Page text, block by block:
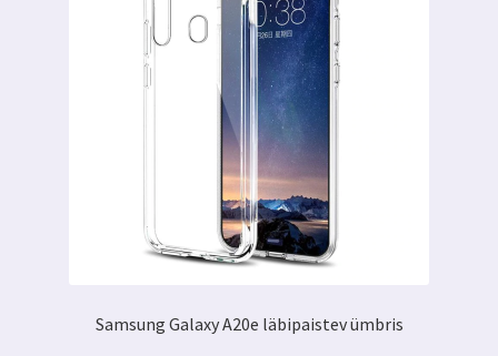
Samsung Galaxy A20e läbipaistev ümbris